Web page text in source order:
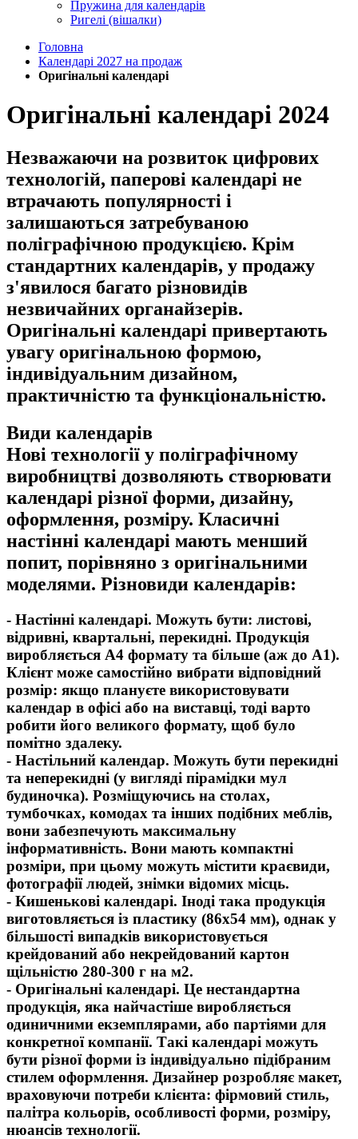
Пружина для календарів
Ригелі (вішалки)
Головна
Календарі 2027 на продаж
Оригінальні календарі
Оригінальні календарі 2024
Незважаючи на розвиток цифрових
технологій, паперові календарі не
втрачають популярності і
залишаються затребуваною
поліграфічною продукцією. Крім
стандартних календарів, у продажу
з'явилося багато різновидів
незвичайних органайзерів.
Оригінальні календарі привертають
увагу оригінальною формою,
індивідуальним дизайном,
практичністю та функціональністю.
Види календарів
Нові технології у поліграфічному
виробництві дозволяють створювати
календарі різної форми, дизайну,
оформлення, розміру. Класичні
настінні календарі мають менший
попит, порівняно з оригінальними
моделями. Різновиди календарів:
- Настінні календарі. Можуть бути: листові,
відривні, квартальні, перекидні. Продукція
виробляється А4 формату та більше (аж до А1).
Клієнт може самостійно вибрати відповідний
розмір: якщо плануєте використовувати
календар в офісі або на виставці, тоді варто
робити його великого формату, щоб було
помітно здалеку.
- ​Настільний календар. Можуть бути перекидні
та неперекидні (у вигляді пірамідки мул
будиночка). Розміщуючись на столах,
тумбочках, комодах та інших подібних меблів,
вони забезпечують максимальну
інформативність. Вони мають компактні
розміри, при цьому можуть містити краєвиди,
фотографії людей, знімки відомих місць.
- Кишенькові календарі. Іноді така продукція
виготовляється із пластику (86х54 мм), однак у
більшості випадків використовується
крейдований або некрейдований картон
щільністю 280-300 г на м2.
- Оригінальні календарі. Це нестандартна
продукція, яка найчастіше виробляється
одиничними екземплярами, або партіями для
конкретної компанії. Такі календарі можуть
бути різної форми із індивідуально підібраним
стилем оформлення. Дизайнер розробляє макет,
враховуючи потреби клієнта: фірмовий стиль,
палітра кольорів, особливості форми, розміру,
нюансів технології.